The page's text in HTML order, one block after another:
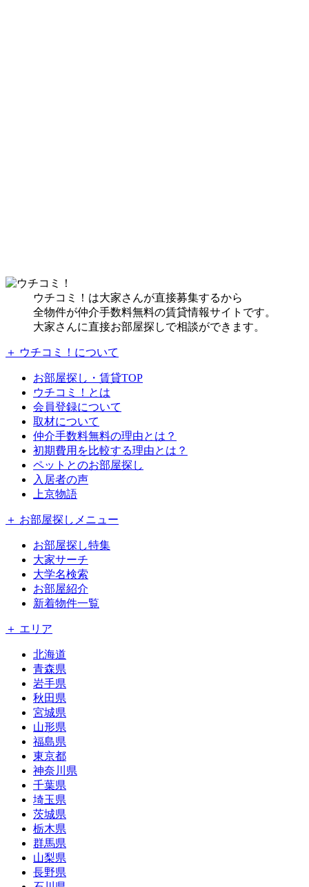
ウチコミ！は大家さんが直接募集するから
全物件が仲介手数料無料の賃貸情報サイトです。
大家さんに直接お部屋探しで相談ができます。
＋ ウチコミ！について
お部屋探し・賃貸TOP
ウチコミ！とは
会員登録について
取材について
仲介手数料無料の理由とは？
初期費用を比較する理由とは？
ペットとのお部屋探し
入居者の声
上京物語
＋ お部屋探しメニュー
お部屋探し特集
大家サーチ
大学名検索
お部屋紹介
新着物件一覧
＋ エリア
北海道
青森県
岩手県
秋田県
宮城県
山形県
福島県
東京都
神奈川県
千葉県
埼玉県
茨城県
栃木県
群馬県
山梨県
長野県